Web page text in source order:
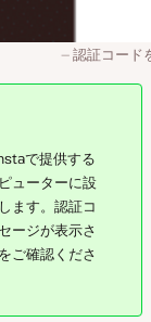
認証コード
で提供する
ューターに設
ます。認証コ
ージが表示さ
ご確認くださ